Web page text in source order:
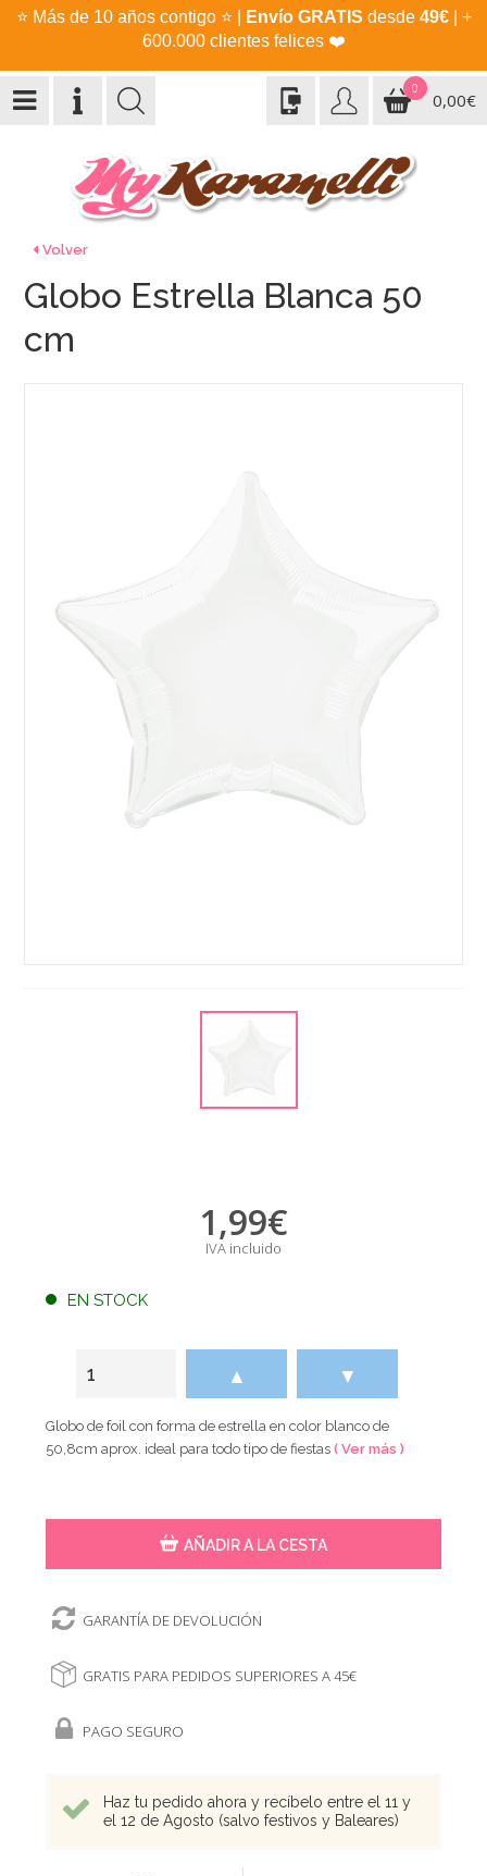
⭐ Más de 10 años contigo ⭐ Envío GRATIS desde 49€| +
600.000 clientes felices ❤️
0
0,00€
Volver
Globo Estrella Blanca 50
cm
1,99€
IVA incluido
EN STOCK
▲ ▼
Globo de foil con forma de estrella en color blanco de
50,8cm aprox. ideal para todo tipo de fiestas( Ver más )
AÑADIR A LA CESTA
GARANTÍA DE DEVOLUCIÓN
GRATIS PARA PEDIDOS SUPERIORES A 45€
PAGO SEGURO
Haz tu pedido ahora y recíbelo entre el 11 y
el 12 de Agosto (salvo festivos y Baleares)